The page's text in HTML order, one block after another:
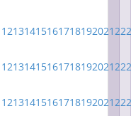
1213141516171819202122
1213141516171819202122
1213141516171819202122